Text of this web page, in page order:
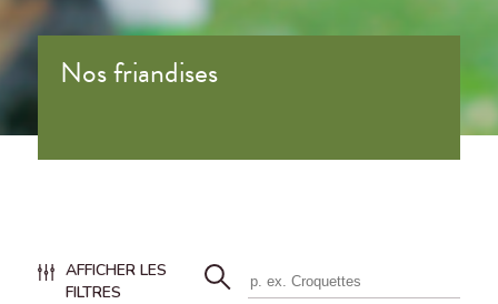
Nos friandises
AFFICHER LES
FILTRES